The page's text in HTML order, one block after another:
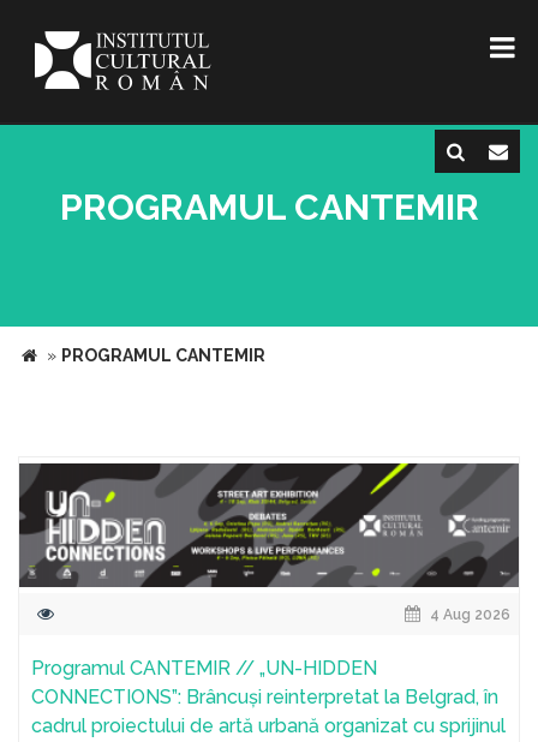
PROGRAMUL CANTEMIR
» PROGRAMUL CANTEMIR
4 Aug 2026
Programul CANTEMIR // „UN-HIDDEN
CONNECTIONS”: Brâncuși reinterpretat la Belgrad, în
cadrul proiectului de artă urbană organizat cu sprijinul